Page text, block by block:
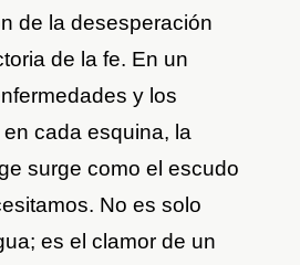
de la desesperación
de la fe. En un
y los
cada esquina, la
surge como el escudo
No es solo
es el clamor de un